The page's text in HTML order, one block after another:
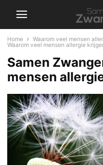
Home Waarom veel mensen
Waarom veel mensen allergie
Samen
mensen